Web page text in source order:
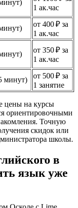
1 ак.час
от 400 ₽ за
1 ак.час
от 350 ₽ за
1 ак.час
минут)
от 500 ₽ за
1 занятие
цены на курсы
ориентировочными
Точную
скидок или
школы.
в
язык уже